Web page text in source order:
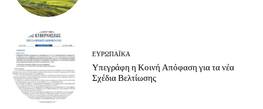
ΕΥΡΩΠΑΪΚΆ
Υπεγράφη η Κοινή Απόφαση για τα νέα
Σχέδια Βελτίωσης